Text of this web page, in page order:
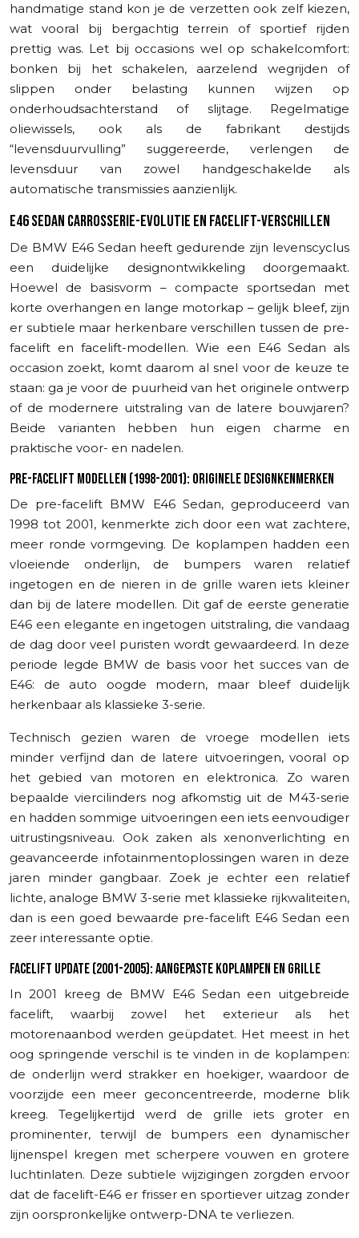
handmatige stand kon je de verzetten ook zelf kiezen,
wat vooral bij bergachtig terrein of sportief rijden
prettig was. Let bij occasions wel op schakelcomfort:
bonken bij het schakelen, aarzelend wegrijden of
slippen onder belasting kunnen wijzen op
onderhoudsachterstand of slijtage. Regelmatige
oliewissels, ook als de fabrikant destijds
“levensduurvulling” suggereerde, verlengen de
levensduur van zowel handgeschakelde als
automatische transmissies aanzienlijk.
E46 SEDAN CARROSSERIE-EVOLUTIE EN FACELIFT-VERSCHILLEN
De BMW E46 Sedan heeft gedurende zijn levenscyclus
een duidelijke designontwikkeling doorgemaakt.
Hoewel de basisvorm – compacte sportsedan met
korte overhangen en lange motorkap – gelijk bleef, zijn
er subtiele maar herkenbare verschillen tussen de pre-
facelift en facelift-modellen. Wie een E46 Sedan als
occasion zoekt, komt daarom al snel voor de keuze te
staan: ga je voor de puurheid van het originele ontwerp
of de modernere uitstraling van de latere bouwjaren?
Beide varianten hebben hun eigen charme en
praktische voor- en nadelen.
PRE-FACELIFT MODELLEN (1998-2001): ORIGINELE DESIGNKENMERKEN
De pre-facelift BMW E46 Sedan, geproduceerd van
1998 tot 2001, kenmerkte zich door een wat zachtere,
meer ronde vormgeving. De koplampen hadden een
vloeiende onderlijn, de bumpers waren relatief
ingetogen en de nieren in de grille waren iets kleiner
dan bij de latere modellen. Dit gaf de eerste generatie
E46 een elegante en ingetogen uitstraling, die vandaag
de dag door veel puristen wordt gewaardeerd. In deze
periode legde BMW de basis voor het succes van de
E46: de auto oogde modern, maar bleef duidelijk
herkenbaar als klassieke 3-serie.
Technisch gezien waren de vroege modellen iets
minder verfijnd dan de latere uitvoeringen, vooral op
het gebied van motoren en elektronica. Zo waren
bepaalde viercilinders nog afkomstig uit de M43-serie
en hadden sommige uitvoeringen een iets eenvoudiger
uitrustingsniveau. Ook zaken als xenonverlichting en
geavanceerde infotainmentoplossingen waren in deze
jaren minder gangbaar. Zoek je echter een relatief
lichte, analoge BMW 3-serie met klassieke rijkwaliteiten,
dan is een goed bewaarde pre-facelift E46 Sedan een
zeer interessante optie.
FACELIFT UPDATE (2001-2005): AANGEPASTE KOPLAMPEN EN GRILLE
In 2001 kreeg de BMW E46 Sedan een uitgebreide
facelift, waarbij zowel het exterieur als het
motorenaanbod werden geüpdatet. Het meest in het
oog springende verschil is te vinden in de koplampen:
de onderlijn werd strakker en hoekiger, waardoor de
voorzijde een meer geconcentreerde, moderne blik
kreeg. Tegelijkertijd werd de grille iets groter en
prominenter, terwijl de bumpers een dynamischer
lijnenspel kregen met scherpere vouwen en grotere
luchtinlaten. Deze subtiele wijzigingen zorgden ervoor
dat de facelift-E46 er frisser en sportiever uitzag zonder
zijn oorspronkelijke ontwerp-DNA te verliezen.